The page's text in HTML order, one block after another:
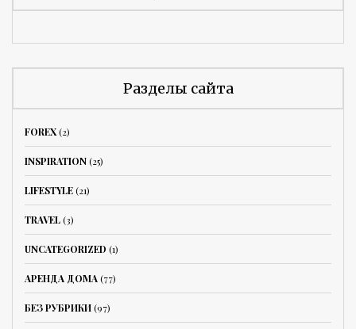
Разделы сайта
FOREX(2)
INSPIRATION(25)
LIFESTYLE(21)
TRAVEL(3)
UNCATEGORIZED (1)
АРЕНДА ДОМА(77)
БЕЗ РУБРИКИ(97)